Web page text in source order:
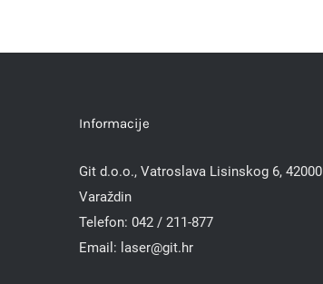
Informacije
Git d.o.o., Vatroslava Lisinskog 6, 42000
Varaždin
Telefon: 042 / 211-877
Email: laser@git.hr